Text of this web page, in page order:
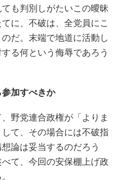
も判別しがたいこの曖昧
に、不破は、全党員にこ
だ。末端で地道に活動し
る何という侮辱であろう
参加すべきか
野党連合政権が「よりま
て、その場合には不破指
論は妥当するのだろう
て、今回の安保棚上げ政